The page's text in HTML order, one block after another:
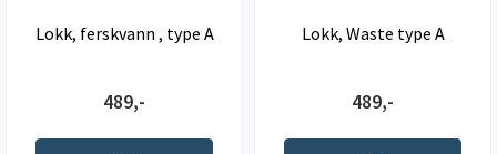
Lokk, ferskvann , type A
489,-
Lokk, Waste type A
489,-